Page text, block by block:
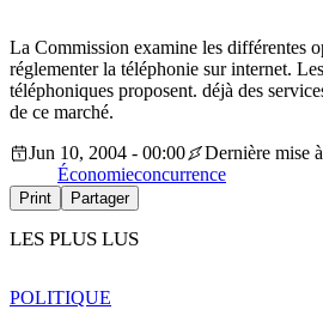
La Commission examine les différentes
réglementer la téléphonie sur internet.
téléphoniques proposent. déjà des
de ce marché.
Jun 10, 2004 - 00:00
Dernière mise
Économieconcurrence
Print Partager
LES PLUS LUS
POLITIQUE